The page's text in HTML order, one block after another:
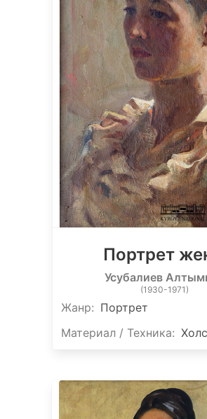
Портрет
Усубалиев
(1930-1971)
Жанр: Портрет
Материал / Техника: